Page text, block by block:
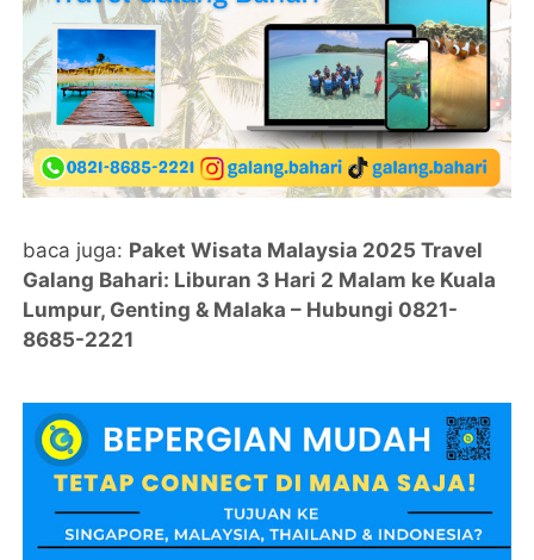
baca juga: Paket Wisata Malaysia 2025 Travel
Galang Bahari: Liburan 3 Hari 2 Malam ke Kuala
Lumpur, Genting & Malaka – Hubungi 0821-
8685-2221